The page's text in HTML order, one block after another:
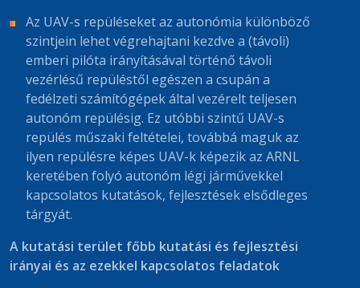
Az UAV-s repüléseket az autonómia különböző
szintjein lehet végrehajtani kezdve a (távoli)
emberi pilóta irányításával történő távoli
vezérlésű repüléstől egészen a csupán a
fedélzeti számítógépek által vezérelt teljesen
autonóm repülésig. Ez utóbbi szintű UAV-s
repülés műszaki feltételei, továbbá maguk az
ilyen repülésre képes UAV-k képezik az ARNL
keretében folyó autonóm légi járművekkel
kapcsolatos kutatások, fejlesztések elsődleges
tárgyát.
A kutatási terület főbb kutatási és fejlesztési
irányai és az ezekkel kapcsolatos feladatok